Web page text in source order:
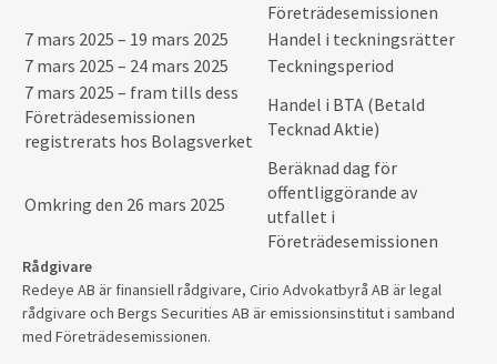
Företrädesemissionen
7 mars 2025 – 19 mars 2025
Handel i teckningsrätter
7 mars 2025 – 24 mars 2025
Teckningsperiod
7 mars 2025 – fram tills dess
Företrädesemissionen
registrerats hos Bolagsverket
Handel i BTA (Betald
Tecknad Aktie)
Omkring den 26 mars 2025
Beräknad dag för
offentliggörande av
utfallet i
Företrädesemissionen
Rådgivare
Redeye AB är finansiell rådgivare, Cirio Advokatbyrå AB är legal
rådgivare och Bergs Securities AB är emissionsinstitut i samband
med Företrädesemissionen.